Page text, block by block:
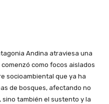
Andina atraviesa una
como focos aislados
socioambiental que ya ha
de bosques, afectando no
también el sustento y la